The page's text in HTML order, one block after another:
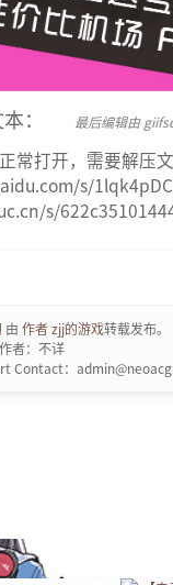
： 最后编辑由
常打开，需要解压
s/
s/
由 作者 zjj的游戏转载发布。
者：不详
Contact：